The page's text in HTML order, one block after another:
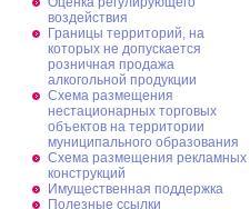
воздействия
Границы территорий, на
которых не допускается
розничная продажа
алкогольной продукции
Схема размещения
нестационарных торговых
объектов на территории
муниципального образования
Схема размещения рекламных
конструкций
Имущественная поддержка
Полезные ссылки